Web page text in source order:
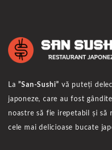
La”San-Sushi” vă puteți
japoneze, care au fost
noastre să fie irepetabil și să
cele mai delicioase bucate